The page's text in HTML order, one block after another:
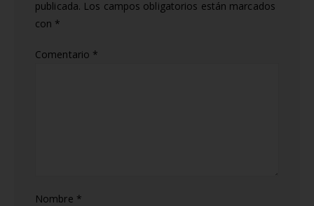
publicada. Los campos obligatorios están marcados
con *
Comentario *
Nombre *